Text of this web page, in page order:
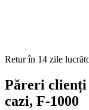
Retur în 14 zile
Păreri clienți
cazi, F-1000